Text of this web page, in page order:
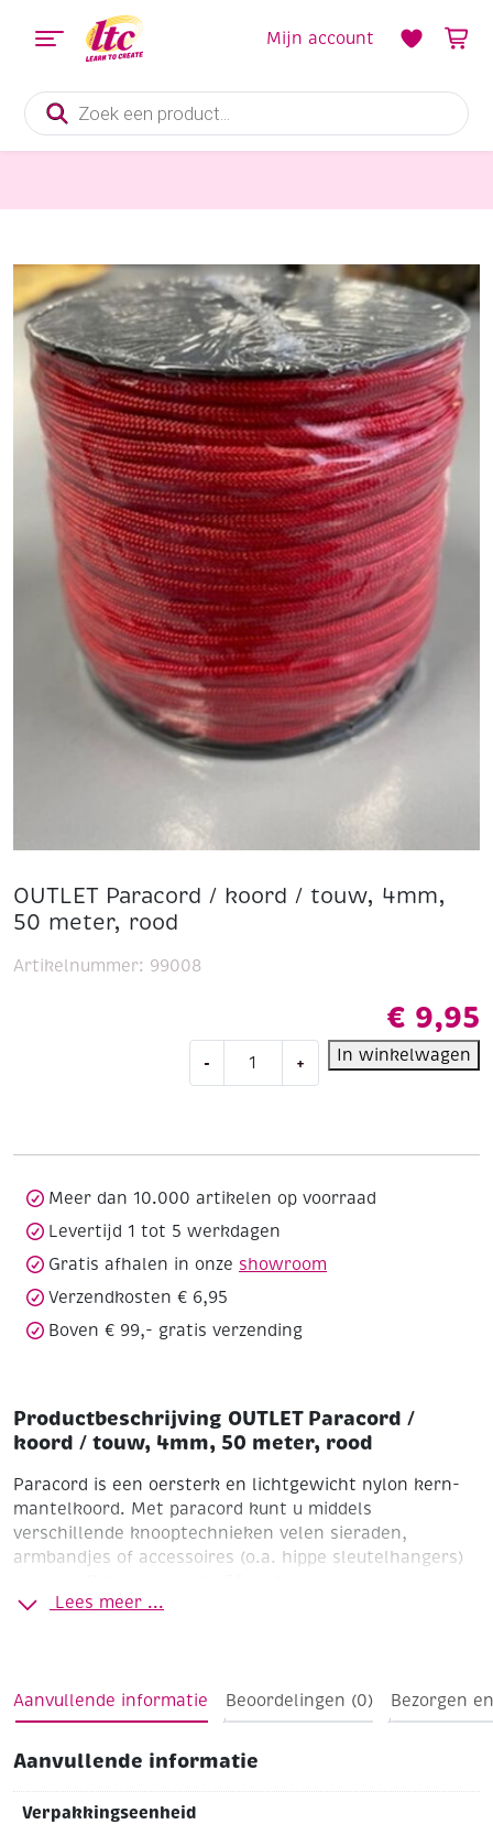
Producten
zoeken
Mijn account
OUTLET Paracord / koord / touw, 4mm,
50 meter, rood
€ 9,95
-
Paracord
4mm,
rood
aantal
+ In winkelwagen
Artikelnummer: 99008
Meer dan 10.000 artikelen op voorraad
Levertijd 1 tot 5 werkdagen
Gratis afhalen in onze showroom
Verzendkosten € 6,95
Boven € 99,- gratis verzending
Productbeschrijving OUTLET Paracord /
koord / touw, 4mm, 50 meter, rood
Paracord is een oersterk en lichtgewicht nylon kern-
mantelkoord. Met paracord kunt u middels
verschillende knooptechnieken velen sieraden,
armbandjes of accessoires (o.a. hippe sleutelhangers)
Lees meer ...
Aanvullende informatie Beoordelingen (0) Bezorgen
Aanvullende informatie
Verpakkingseenheid